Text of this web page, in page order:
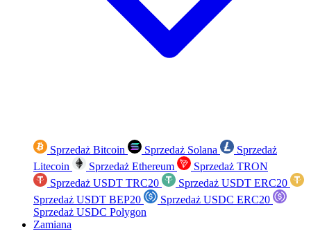
Sprzedaż Bitcoin Sprzedaż Solana
Sprzedaż
Litecoin
Sprzedaż Ethereum
Sprzedaż TRON
Sprzedaż USDT TRC20
Sprzedaż USDT ERC20
Sprzedaż USDT BEP20
Sprzedaż USDC ERC20
Sprzedaż USDC Polygon
Zamiana